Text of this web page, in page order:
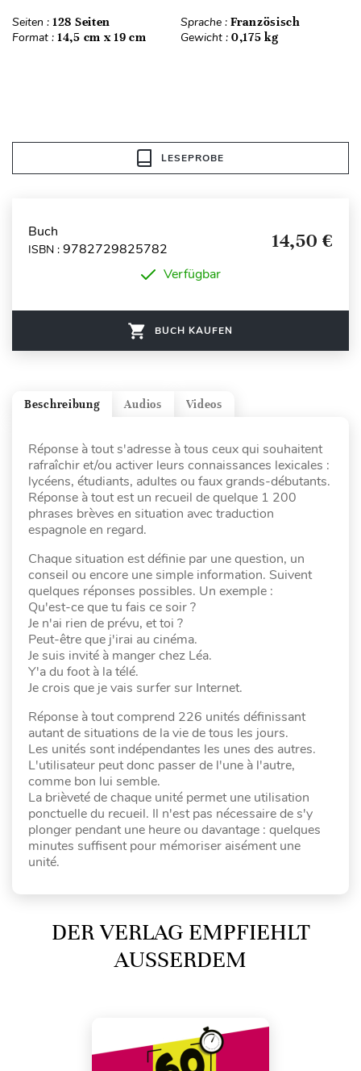
Seiten : 128 Seiten Sprache : Französisch
Format : 14,5 cm x 19 cm Gewicht : 0,175 kg
LESEPROBE
Buch
ISBN : 9782729825782 14,50 €
Verfügbar
BUCH KAUFEN
Videos
Audios
Beschreibung
Réponse à tout s'adresse à tous ceux qui souhaitent
rafraîchir et/ou activer leurs connaissances lexicales :
lycéens, étudiants, adultes ou faux grands-débutants.
Réponse à tout est un recueil de quelque 1 200
phrases brèves en situation avec traduction
espagnole en regard.
Chaque situation est définie par une question, un
conseil ou encore une simple information. Suivent
quelques réponses possibles. Un exemple :
Qu'est-ce que tu fais ce soir ?
Je n'ai rien de prévu, et toi ?
Peut-être que j'irai au cinéma.
Je suis invité à manger chez Léa.
Y'a du foot à la télé.
Je crois que je vais surfer sur Internet.
Réponse à tout comprend 226 unités définissant
autant de situations de la vie de tous les jours.
Les unités sont indépendantes les unes des autres.
L'utilisateur peut donc passer de l'une à l'autre,
comme bon lui semble.
La brièveté de chaque unité permet une utilisation
ponctuelle du recueil. Il n'est pas nécessaire de s'y
plonger pendant une heure ou davantage : quelques
minutes suffisent pour mémoriser aisément une
unité.
DER VERLAG EMPFIEHLT
AUSSERDEM